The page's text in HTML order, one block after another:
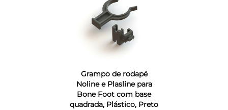
Grampo de rodapé
Noline e Plasline para
Bone Foot com base
quadrada, Plástico, Preto